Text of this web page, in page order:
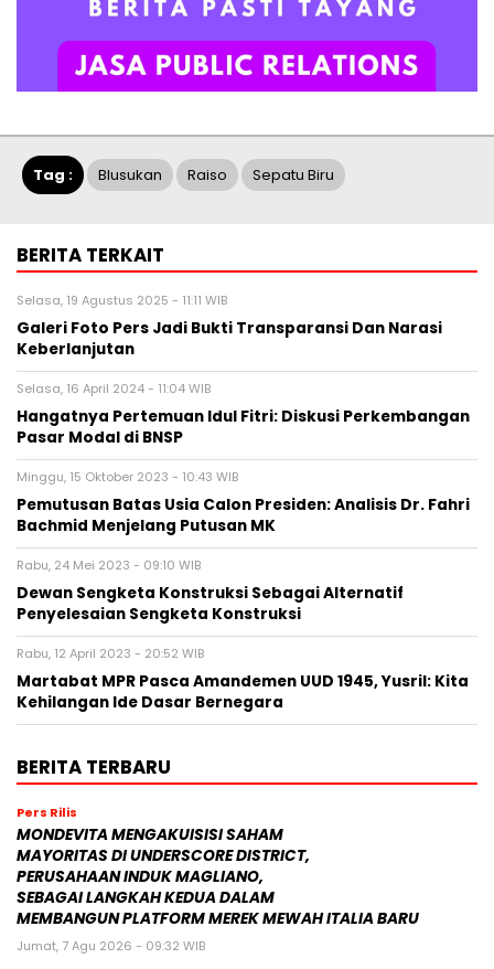
Tag : Blusukan Raiso Sepatu Biru
BERITA TERKAIT
Selasa, 19 Agustus 2025 - 11:11 WIB
Galeri Foto Pers Jadi Bukti Transparansi Dan Narasi
Keberlanjutan
Selasa, 16 April 2024 - 11:04 WIB
Hangatnya Pertemuan Idul Fitri: Diskusi Perkembangan
Pasar Modal di BNSP
Minggu, 15 Oktober 2023 - 10:43 WIB
Pemutusan Batas Usia Calon Presiden: Analisis Dr. Fahri
Bachmid Menjelang Putusan MK
Rabu, 24 Mei 2023 - 09:10 WIB
Dewan Sengketa Konstruksi Sebagai Alternatif
Penyelesaian Sengketa Konstruksi
Rabu, 12 April 2023 - 20:52 WIB
Martabat MPR Pasca Amandemen UUD 1945, Yusril: Kita
Kehilangan Ide Dasar Bernegara
BERITA TERBARU
Pers Rilis
MONDEVITA MENGAKUISISI SAHAM
MAYORITAS DI UNDERSCORE DISTRICT,
PERUSAHAAN INDUK MAGLIANO,
SEBAGAI LANGKAH KEDUA DALAM
MEMBANGUN PLATFORM MEREK MEWAH ITALIA BARU
Jumat, 7 Agu 2026 - 09:32 WIB